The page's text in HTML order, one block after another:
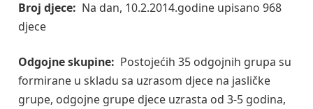
Broj djece: Na dan, 10.2.2014.godine upisano 968
djece
Odgojne skupine: Postojećih 35 odgojnih grupa su
formirane u skladu sa uzrasom djece na jasličke
grupe, odgojne grupe djece uzrasta od 3-5 godina,